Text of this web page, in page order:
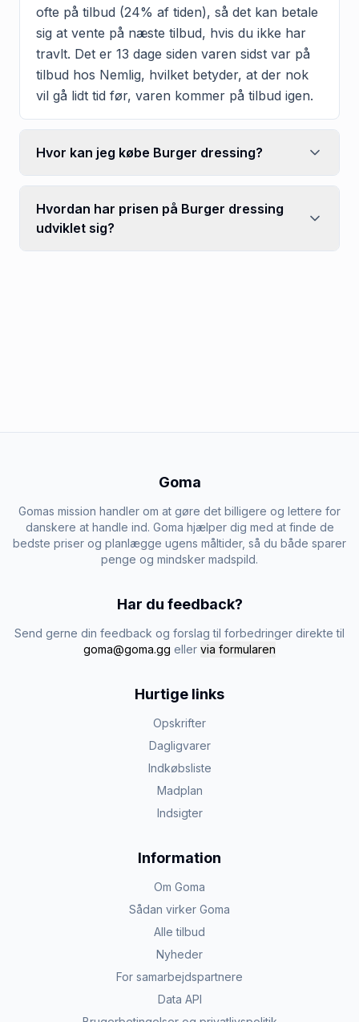
ofte på tilbud (24% af tiden), så det kan betale
sig at vente på næste tilbud, hvis du ikke har
travlt. Det er 13 dage siden varen sidst var på
tilbud hos Nemlig, hvilket betyder, at der nok
vil gå lidt tid før, varen kommer på tilbud igen.
Hvor kan jeg købe Burger dressing?
Hvordan har prisen på Burger dressing
udviklet sig?
Goma
Gomas mission handler om at gøre det billigere og lettere for
danskere at handle ind. Goma hjælper dig med at finde de
bedste priser og planlægge ugens måltider, så du både sparer
penge og mindsker madspild.
Har du feedback?
Send gerne din feedback og forslag til forbedringer direkte til
goma@goma.gg eller via formularen
Hurtige links
Opskrifter
Dagligvarer
Indkøbsliste
Madplan
Indsigter
Information
Om Goma
Sådan virker Goma
Alle tilbud
Nyheder
For samarbejdspartnere
Data API